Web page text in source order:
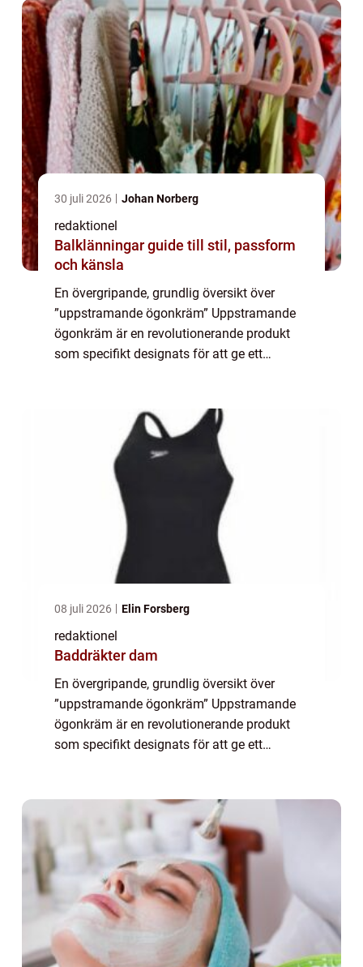
30 juli 2026 Johan Norberg
redaktionel
Balklänningar guide till stil, passform
och känsla
En övergripande, grundlig översikt över
”uppstramande ögonkräm” Uppstramande
ögonkräm är en revolutionerande produkt
som specifikt designats för att ge ett
08 juli 2026 Elin Forsberg
redaktionel
Baddräkter dam
En övergripande, grundlig översikt över
”uppstramande ögonkräm” Uppstramande
ögonkräm är en revolutionerande produkt
som specifikt designats för att ge ett